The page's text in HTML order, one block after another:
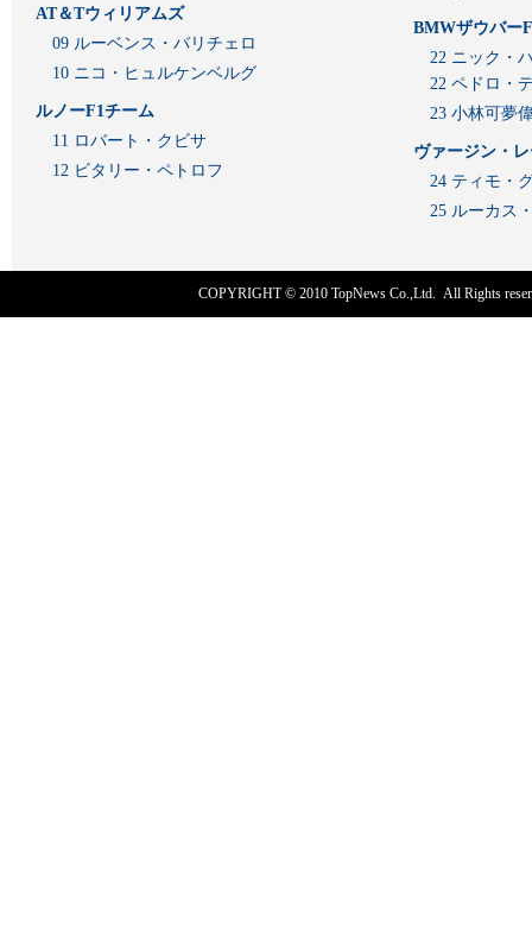
AT＆Tウィリアムズ
09 ルーベンス・バリチェロ
10 ニコ・ヒュルケンベルグ
ルノーF1チーム
11 ロバート・クビサ
12 ビタリー・ペトロフ
BMWザウバー
22 ニック・
22 ペドロ・
23 小林可夢
ヴァージン・
24 ティモ・
25 ルーカス
COPYRIGHT © 2010 TopNews Co.,Ltd. All Rights